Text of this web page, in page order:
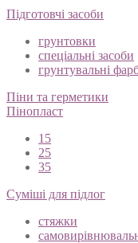
Підготовчі засоби
грунтовки
спеціальні засоби
грунтувальні
Піни та герметики
Пінопласт
15
25
35
Суміші для підлог
стяжки